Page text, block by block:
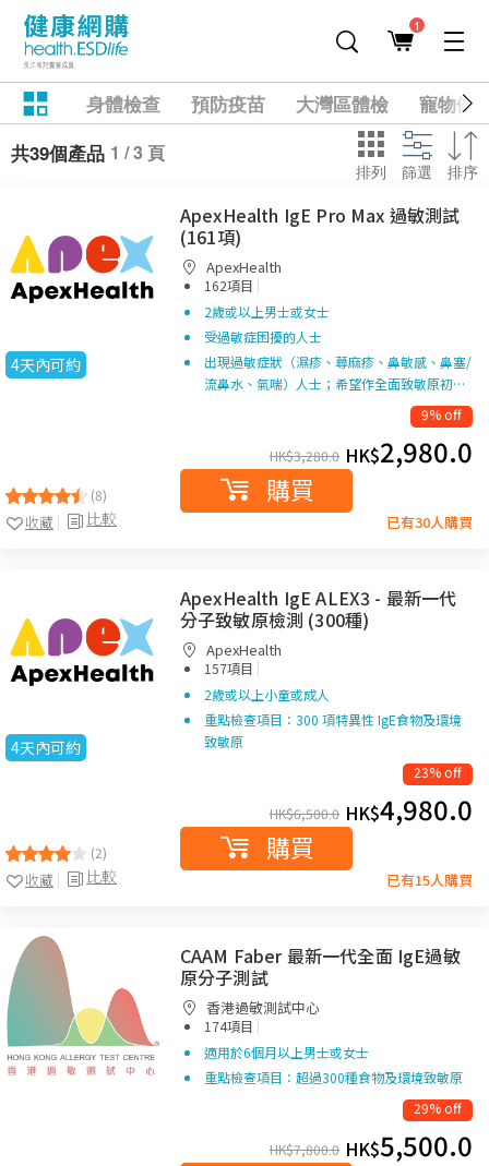
1
身體檢查 預防疫苗 大灣區體檢
寵物健
共39個產品 1 / 3 頁
排列 篩選 排序
4天內可約
(8)
比較
收藏
ApexHealth IgE Pro Max 過敏測試
(161項)
ApexHealth
162項目 |
2歲或以上男士或女士
受過敏症困擾的人士
出現過敏症狀（濕疹、蕁麻疹、鼻敏感、鼻塞/
流鼻水、氣喘）人士；希望作全面致敏原初…
9% off
HK$3,280.0 HK$2,980.0
購買
已有30人購買
4天內可約
(2)
比較
收藏
ApexHealth IgE ALEX3 - 最新一代
分子致敏原檢測 (300種)
ApexHealth
157項目 |
2歲或以上小童或成人
重點檢查項目：300 項特異性 IgE食物及環境
致敏原
23% off
HK$6,500.0 HK$4,980.0
購買
已有15人購買
CAAM Faber 最新一代全面 IgE過敏
原分子測試
香港過敏測試中心
174項目 |
適用於6個月以上男士或女士
重點檢查項目：超過300種食物及環境致敏原
29% off
HK$7,800.0 HK$5,500.0